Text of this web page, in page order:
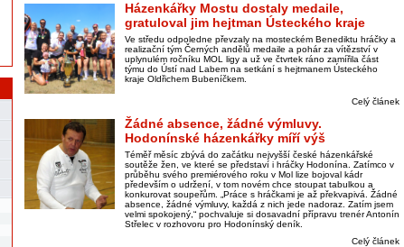
Házenkářky Mostu dostaly medaile,
gratuloval jim hejtman Ústeckého kraje
Ve středu odpoledne převzaly na mosteckém Benediktu hráčky a
realizační tým Černých andělů medaile a pohár za vítězství v
uplynulém ročníku MOL ligy a už ve čtvrtek ráno zamířila část
týmu do Ústí nad Labem na setkání s hejtmanem Ústeckého
kraje Oldřichem Bubeníčkem.
Celý článek
Žádné absence, žádné výmluvy.
Hodonínské házenkářky míří výš
Téměř měsíc zbývá do začátku nejvyšší české házenkářské
soutěže žen, ve které se představí i hráčky Hodonína. Zatímco v
průběhu svého premiérového roku v Mol lize bojoval kádr
především o udržení, v tom novém chce stoupat tabulkou a
konkurovat soupeřům. „Práce s hráčkami je až překvapivá. Žádné
absence, žádné výmluvy, každá z nich jede nadoraz. Zatím jsem
velmi spokojený,“ pochvaluje si dosavadní přípravu trenér Antonín
Střelec v rozhovoru pro Hodonínský deník.
Celý článek